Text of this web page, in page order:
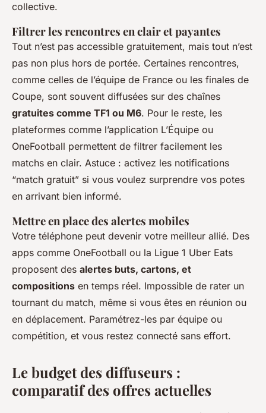
collective.
Filtrer les rencontres en clair et payantes
Tout n’est pas accessible gratuitement, mais tout n’est
pas non plus hors de portée. Certaines rencontres,
comme celles de l’équipe de France ou les finales de
Coupe, sont souvent diffusées sur des chaînes
gratuites comme TF1 ou M6. Pour le reste, les
plateformes comme l’application L’Équipe ou
OneFootball permettent de filtrer facilement les
matchs en clair. Astuce : activez les notifications
“match gratuit” si vous voulez surprendre vos potes
en arrivant bien informé.
Mettre en place des alertes mobiles
Votre téléphone peut devenir votre meilleur allié. Des
apps comme OneFootball ou la Ligue 1 Uber Eats
proposent des alertes buts, cartons, et
compositions en temps réel. Impossible de rater un
tournant du match, même si vous êtes en réunion ou
en déplacement. Paramétrez-les par équipe ou
compétition, et vous restez connecté sans effort.
Le budget des diffuseurs :
comparatif des offres actuelles